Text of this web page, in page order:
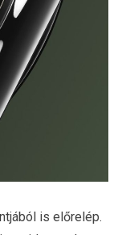
is előrelép.